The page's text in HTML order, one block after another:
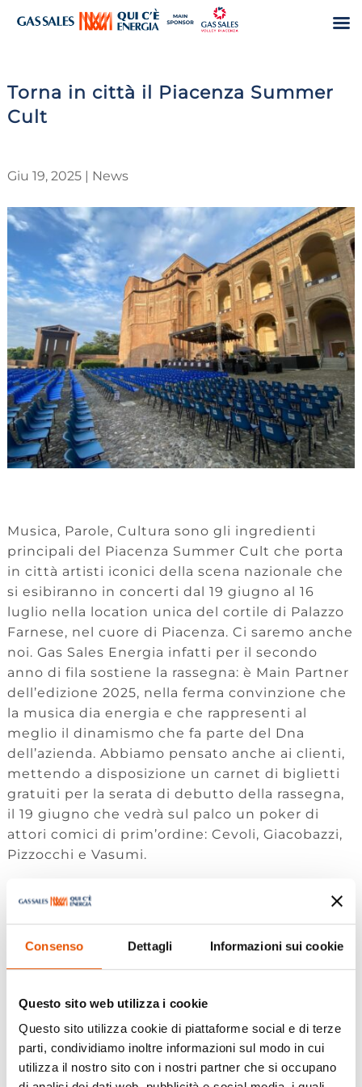
Consenso Dettagli Informazioni sui cookie
Questo sito web utilizza i cookie
Questo sito utilizza cookie di piattaforme social e di terze
parti, condividiamo inoltre informazioni sul modo in cui
utilizza il nostro sito con i nostri partner che si occupano
Torna in città il Piacenza Summer
Cult
Giu 19, 2025| News
Musica, Parole, Cultura sono gli ingredienti
principali del Piacenza Summer Cult che porta
in città artisti iconici della scena nazionale che
si esibiranno in concerti dal 19 giugno al 16
luglio nella location unica del cortile di Palazzo
Farnese, nel cuore di Piacenza. Ci saremo anche
noi. Gas Sales Energia infatti per il secondo
anno di fila sostiene la rassegna: è Main Partner
dell’edizione 2025, nella ferma convinzione che
la musica dia energia e che rappresenti al
meglio il dinamismo che fa parte del Dna
dell’azienda. Abbiamo pensato anche ai clienti,
mettendo a disposizione un carnet di biglietti
gratuiti per la serata di debutto della rassegna,
il 19 giugno che vedrà sul palco un poker di
attori comici di prim’ordine: Cevoli, Giacobazzi,
Pizzocchi e Vasumi.
Enrico Nigiotti, Cristiano De André celebre figlio
d’arte, il padre del neomelodico napoletano
Nino D’Angelo, l’intramontabile Antonello
Venditti per i 40 anni da “Notte prima degli
Marco Masini con le sue sonorità raffinate e i
testi intensi, lo scrittore nomade digitale
Gianluca Gotto, Francesco Gabbani pronto a
condividere la sua carica con il pubblico, Alfa